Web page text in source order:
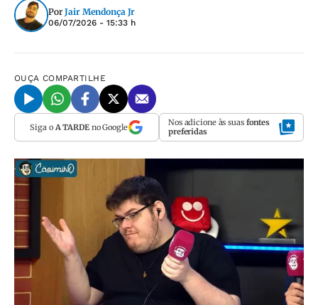
Por Jair Mendonça Jr
06/07/2026 - 15:33 h
OUÇA COMPARTILHE
Siga o A TARDEno Google Nos adicione às suas fontes
preferidas